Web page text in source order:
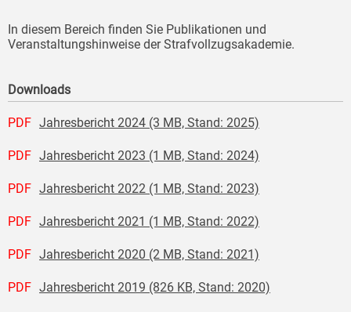
In diesem Bereich finden Sie Publikationen und
Veranstaltungshinweise der Strafvollzugsakademie.
Downloads
PDF Jahresbericht 2024 (3 MB, Stand: 2025)
PDF Jahresbericht 2023 (1 MB, Stand: 2024)
PDF Jahresbericht 2022 (1 MB, Stand: 2023)
PDF Jahresbericht 2021 (1 MB, Stand: 2022)
PDF Jahresbericht 2020 (2 MB, Stand: 2021)
PDF Jahresbericht 2019 (826 KB, Stand: 2020)